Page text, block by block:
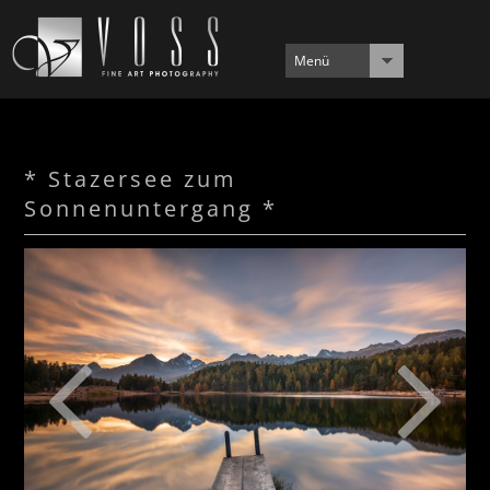
Menü
* Stazersee zum
Sonnenuntergang *